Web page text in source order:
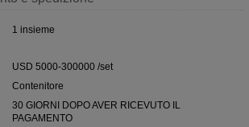
1 insieme
USD 5000-300000 /set
Contenitore
30 GIORNI DOPO AVER RICEVUTO IL
PAGAMENTO